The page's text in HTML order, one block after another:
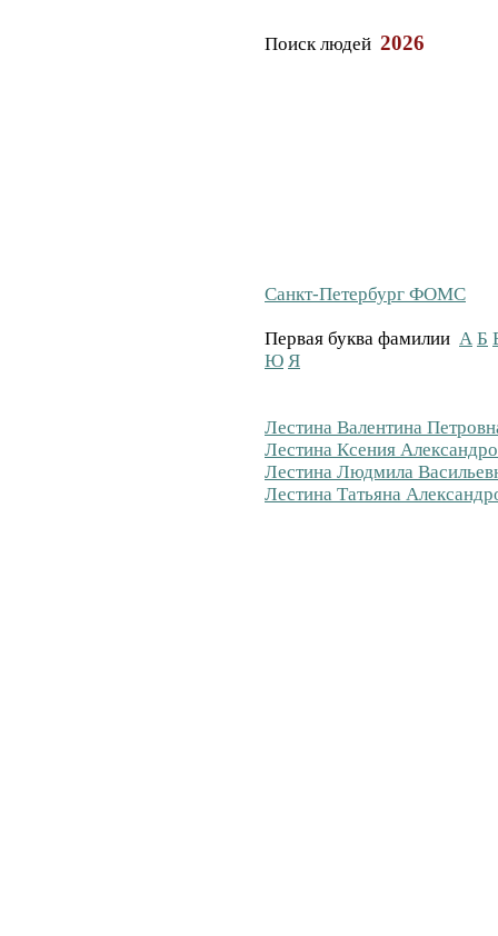
Поиск людей 2026
Санкт-Петербург ФОМС
Первая буква фамилии А Б
Ю Я
Лестина Валентина
Лестина Ксения
Лестина Людмила
Лестина Татьяна